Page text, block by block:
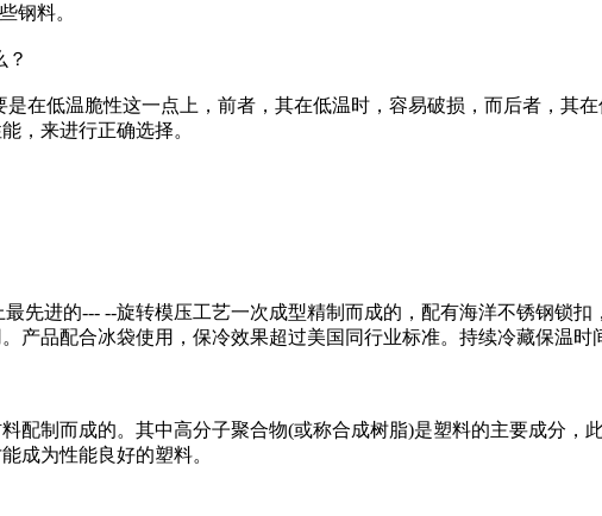
钢料。
？
在低温脆性这一点上，前者，其在低温时，容易破损，而后者，其
，来进行正确选择。
先进的--- --旋转模压工艺一次成型精制而成的，配有海洋不锈钢锁
产品配合冰袋使用，保冷效果超过美国同行业标准。持续冷藏保温时
配制而成的。其中高分子聚合物(或称合成树脂)是塑料的主要成分，
成为性能良好的塑料。